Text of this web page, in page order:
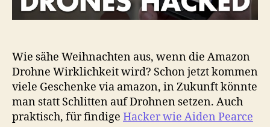
Wie sähe Weihnachten aus, wenn die Amazon
Drohne Wirklichkeit wird? Schon jetzt kommen
viele Geschenke via amazon, in Zukunft könnte
man statt Schlitten auf Drohnen setzen. Auch
praktisch, für findige Hacker wie Aiden Pearce